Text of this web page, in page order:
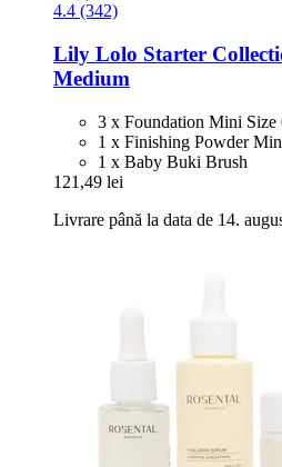
4.4 (342)
Lily Lolo Starter
Medium
3 x Foundation Mini Size
1 x Finishing Powder
1 x Baby Buki Brush
121,49 lei
Livrare până la data de 14.